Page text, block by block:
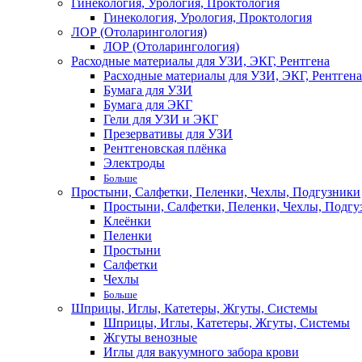
Гинекология, Урология, Проктология
Гинекология, Урология, Проктология
ЛОР (Отоларингология)
ЛОР (Отоларингология)
Расходные материалы для УЗИ, ЭКГ, Рентгена
Расходные материалы для УЗИ, ЭКГ, Рентгена
Бумага для УЗИ
Бумага для ЭКГ
Гели для УЗИ и ЭКГ
Презервативы для УЗИ
Рентгеновская плёнка
Электроды
Больше
Простыни, Салфетки, Пеленки, Чехлы, Подгузники
Простыни, Салфетки, Пеленки, Чехлы,
Клеёнки
Пеленки
Простыни
Салфетки
Чехлы
Больше
Шприцы, Иглы, Катетеры, Жгуты, Системы
Шприцы, Иглы, Катетеры, Жгуты, Системы
Жгуты венозные
Иглы для вакуумного забора крови